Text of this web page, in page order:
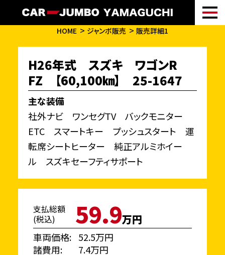
HOME ジャンボ販売 販売詳細1
H26年式 スズキ ワゴンR
FZ 【60,100㎞】 25-1647
主な装備
社外ナビ ワンセグTV バックモニター
ETC スマートキー プッシュスタート 運
転席シートヒーター 純正アルミホイー
ル スズキセーフティサポート
支払総額
(税込)
59.9万円
車両価格
52.5万円
諸費用
7.4万円